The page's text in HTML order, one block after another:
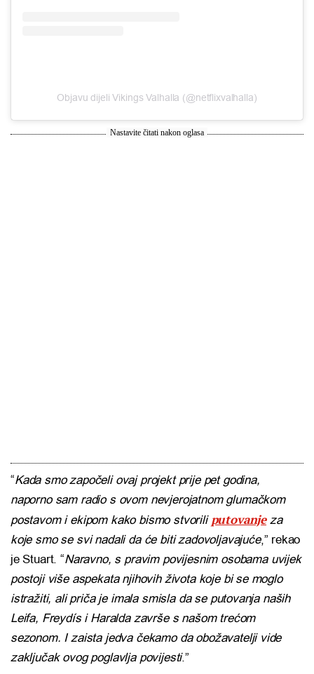
Objavu dijeli Vikings Valhalla (@netflixvalhalla)
Nastavite čitati nakon oglasa
“Kada smo započeli ovaj projekt prije pet godina,
naporno sam radio s ovom nevjerojatnom glumačkom
postavom i ekipom kako bismo stvorili putovanjeza
koje smo se svi nadali da će biti zadovoljavajuće,” rekao
je Stuart. “Naravno, s pravim povijesnim osobama uvijek
postoji više aspekata njihovih života koje bi se moglo
istražiti, ali priča je imala smisla da se putovanja naših
Leifa, Freydís i Haralda završe s našom trećom
sezonom. I zaista jedva čekamo da obožavatelji vide
zaključak ovog poglavlja povijesti.”